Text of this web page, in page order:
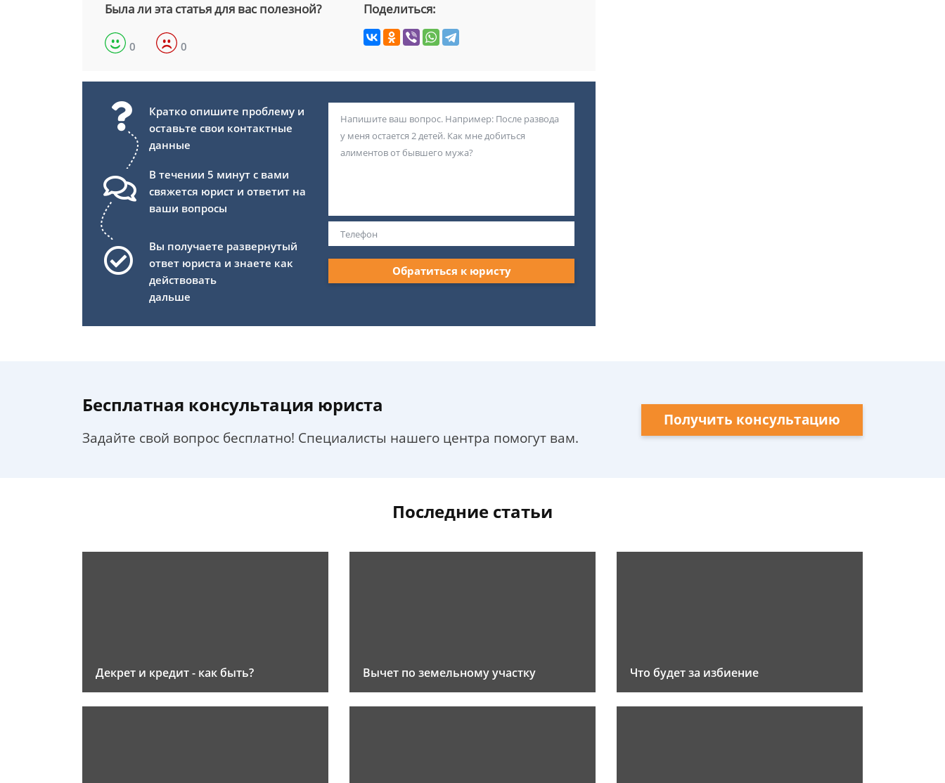
Была ли эта статья для вас полезной?
0 0
Поделиться:
Кратко опишите проблему и
оставьте свои контактные
данные
В течении 5 минут с вами
свяжется юрист и ответит на
ваши вопросы
Вы получаете развернутый
ответ юриста и знаете как
действовать
дальше
Обратиться к юристу
Бесплатная консультация юриста
Задайте свой вопрос бесплатно! Специалисты нашего центра помогут вам.
Получить консультацию
Последние статьи
Декрет и кредит - как быть? Вычет по земельному участку Что будет за избиение